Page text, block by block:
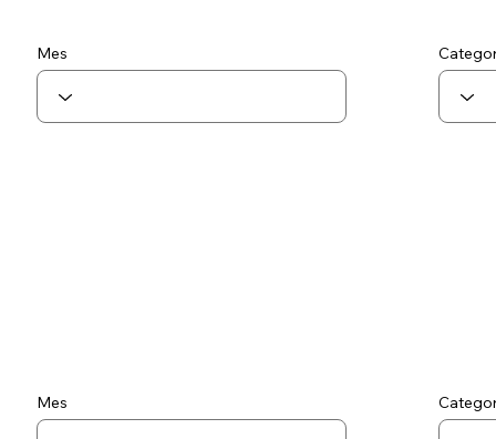
Mes
Mes